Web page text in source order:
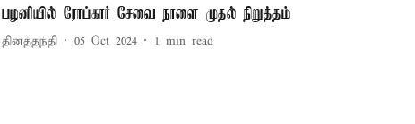
பழனியில் ரோப்கார் சேவை நாளை முதல் நிறுத்தம்
தினத்தந்தி 05 Oct 2024 1 min read